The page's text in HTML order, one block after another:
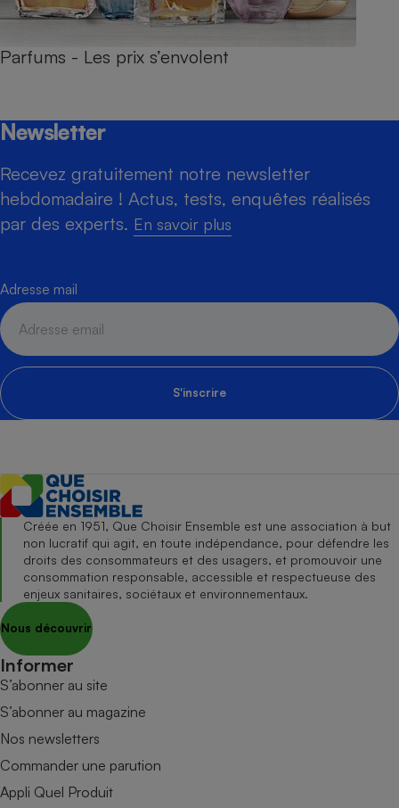
Parfums - Les prix s’envolent
Newsletter
Recevez gratuitement notre newsletter
hebdomadaire ! Actus, tests, enquêtes réalisés
par des experts. En savoir plus
Adresse mail
S'inscrire
Créée en 1951, Que Choisir Ensemble est une association à but
non lucratif qui agit, en toute indépendance, pour défendre les
droits des consommateurs et des usagers, et promouvoir une
consommation responsable, accessible et respectueuse des
enjeux sanitaires, sociétaux et environnementaux.
Nous découvrir
Informer
S’abonner au site
S’abonner au magazine
Nos newsletters
Commander une parution
Appli Quel Produit